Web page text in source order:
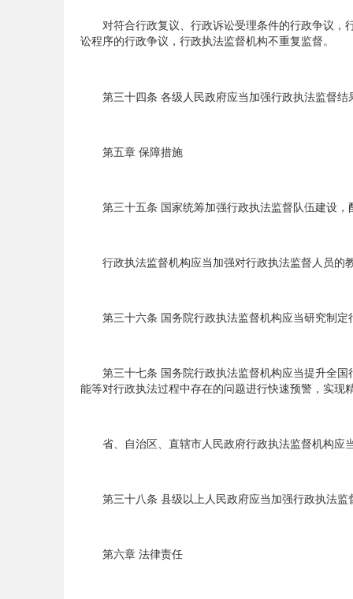
对符合行政复议、行政诉讼受理条件的行政争议，
讼程序的行政争议，行政执法监督机构不重复监督。
第三十四条 各级人民政府应当加强行政执法监督结
第五章 保障措施
第三十五条 国家统筹加强行政执法监督队伍建设，
行政执法监督机构应当加强对行政执法监督人员的
第三十六条 国务院行政执法监督机构应当研究制定
第三十七条 国务院行政执法监督机构应当提升全国
能等对行政执法过程中存在的问题进行快速预警，实现
省、自治区、直辖市人民政府行政执法监督机构应
第三十八条 县级以上人民政府应当加强行政执法监
第六章 法律责任